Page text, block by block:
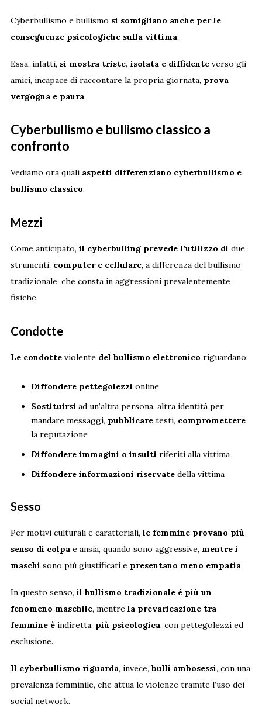
Cyberbullismo e bullismo si somigliano anche per le
conseguenze psicologiche sulla vittima.
Essa, infatti, si mostra triste, isolata e diffidenteverso gli
amici, incapace di raccontare la propria giornata, prova
vergogna e paura.
Cyberbullismo e bullismo classico a
confronto
Vediamo ora qualiaspetti differenziano cyberbullismo e
bullismo classico.
Mezzi
Come anticipato, il cyberbulling prevede l’utilizzo di due
strumenti: computer e cellulare, a differenza del bullismo
tradizionale, che consta in aggressioni prevalentemente
fisiche.
Condotte
Le condotteviolente del bullismo elettronico riguardano:
Diffondere pettegolezzi online
Sostituirsi ad un’altra persona, altra identità per
mandare messaggi, pubblicaretesti, compromettere
la reputazione
Diffondere immagini o insulti riferiti alla vittima
Diffondere informazioni riservatedella vittima
Sesso
Per motivi culturali e caratteriali, le femmine provano più
senso di colpa e ansia, quando sono aggressive, mentre i
maschi sono più giustificati e presentano meno empatia.
In questo senso, il bullismo tradizionale è più un
fenomeno maschile, mentre la prevaricazione tra
femmine è indiretta, più psicologica, con pettegolezzi ed
esclusione.
Il cyberbullismo riguarda, invece, bulli ambosessi, con una
prevalenza femminile, che attua le violenze tramite l’uso dei
social network.